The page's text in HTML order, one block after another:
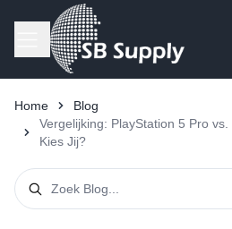
Ga naar de inhoud
Home
Blog
Vergelijking: PlayStation 5 Pro
Kies Jij?